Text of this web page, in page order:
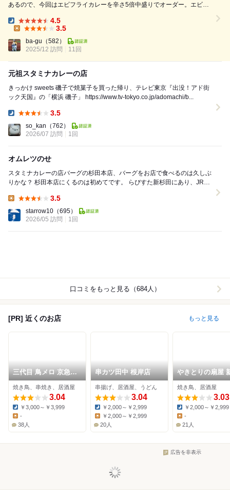
あるので、今回はエビフライカレーを辛さ5倍中盛りでオーダー。エビフ
かかった野菜からパクリ、やっぱりサラダはマヨネーズ派の私には嬉しい
トッピングです。 次にエビフライ...
Dinner:
4.5
3.5
ba-gu （582）
2025/12 訪問
11回
元祖スタミナカレーの店
きっかけ sweets 磯子で焼菓子を買った帰り、テレビ東京『出没！アド街
ック天国』の「横浜 磯子」 https://www.tv-tokyo.co.jp/adomachi/b...
3.5
so_kan （762）
2026/07 訪問
1回
オムレツのせ
スタミナカレーの店バーグの杉田本店、バーグをお店で食べるのは久しぶ
りかな？ 杉田本店にくるのは初めてです。 らびすた新杉田にあり、JR新
3.5
starrow10 （695）
2026/05 訪問
1回
口コミをもっと見る（684人）
[PR] 近くのお店 もっと見る
三代目 鳥メロ 京急杉
田店
焼き鳥、串焼き、居酒屋
3.04
Dinner:
￥3,000～￥3,999
Lunch:
-
38人
串カツ田中 根岸店
串揚げ、居酒屋、うどん
3.04
Dinner:
￥2,000～￥2,999
Lunch:
￥2,000～￥2,999
20人
やきとりの扇屋
田駅前店
焼き鳥、居酒屋
3.03
Dinner:
￥2,000～￥2,999
Lunch:
-
21人
広告を非表示